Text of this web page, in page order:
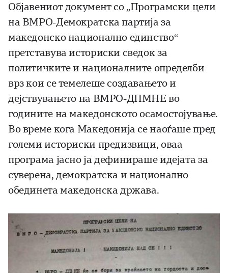
Објавениот документ со „Програмски цели
на ВМРО-Демократска партија за
македонско национално единство“
претставува историски сведок за
политичките и националните определби
врз кои се темелеше создавањето и
дејствувањето на ВМРО-ДПМНЕ во
годините на македонското осамостојување.
Во време кога Македонија се наоѓаше пред
големи историски предизвици, оваа
програма јасно ја дефинираше идејата за
суверена, демократска и национално
обединета македонска држава.